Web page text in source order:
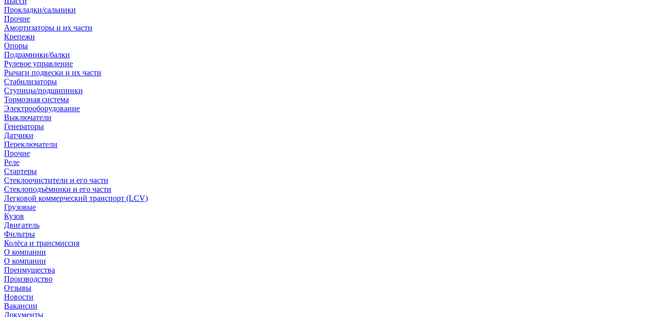
Прокладки/сальники
Прочие
Амортизаторы и их части
Крепежи
Опоры
Подрамники/балки
Рулевое управление
Рычаги подвески и их части
Стабилизаторы
Ступицы/подшипники
Тормозная система
Электрооборудование
Выключатели
Генераторы
Датчики
Переключатели
Прочие
Реле
Стартеры
Стеклоочистители и его части
Стеклоподъёмники и его части
Легковой коммерческий транспорт (LCV)
Грузовые
Кузов
Двигатель
Фильтры
Колёса и трансмиссия
О компании
О компании
Преимущества
Производство
Отзывы
Новости
Вакансии
Документы